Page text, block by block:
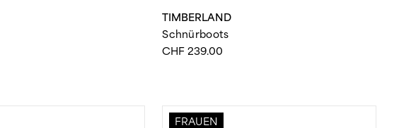
TIMBERLAND
Schnürboots
CHF 239.00
FRAUEN